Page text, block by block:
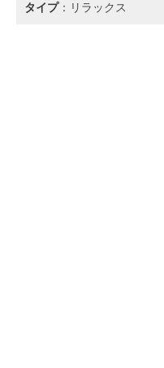
タイプ：リラックス